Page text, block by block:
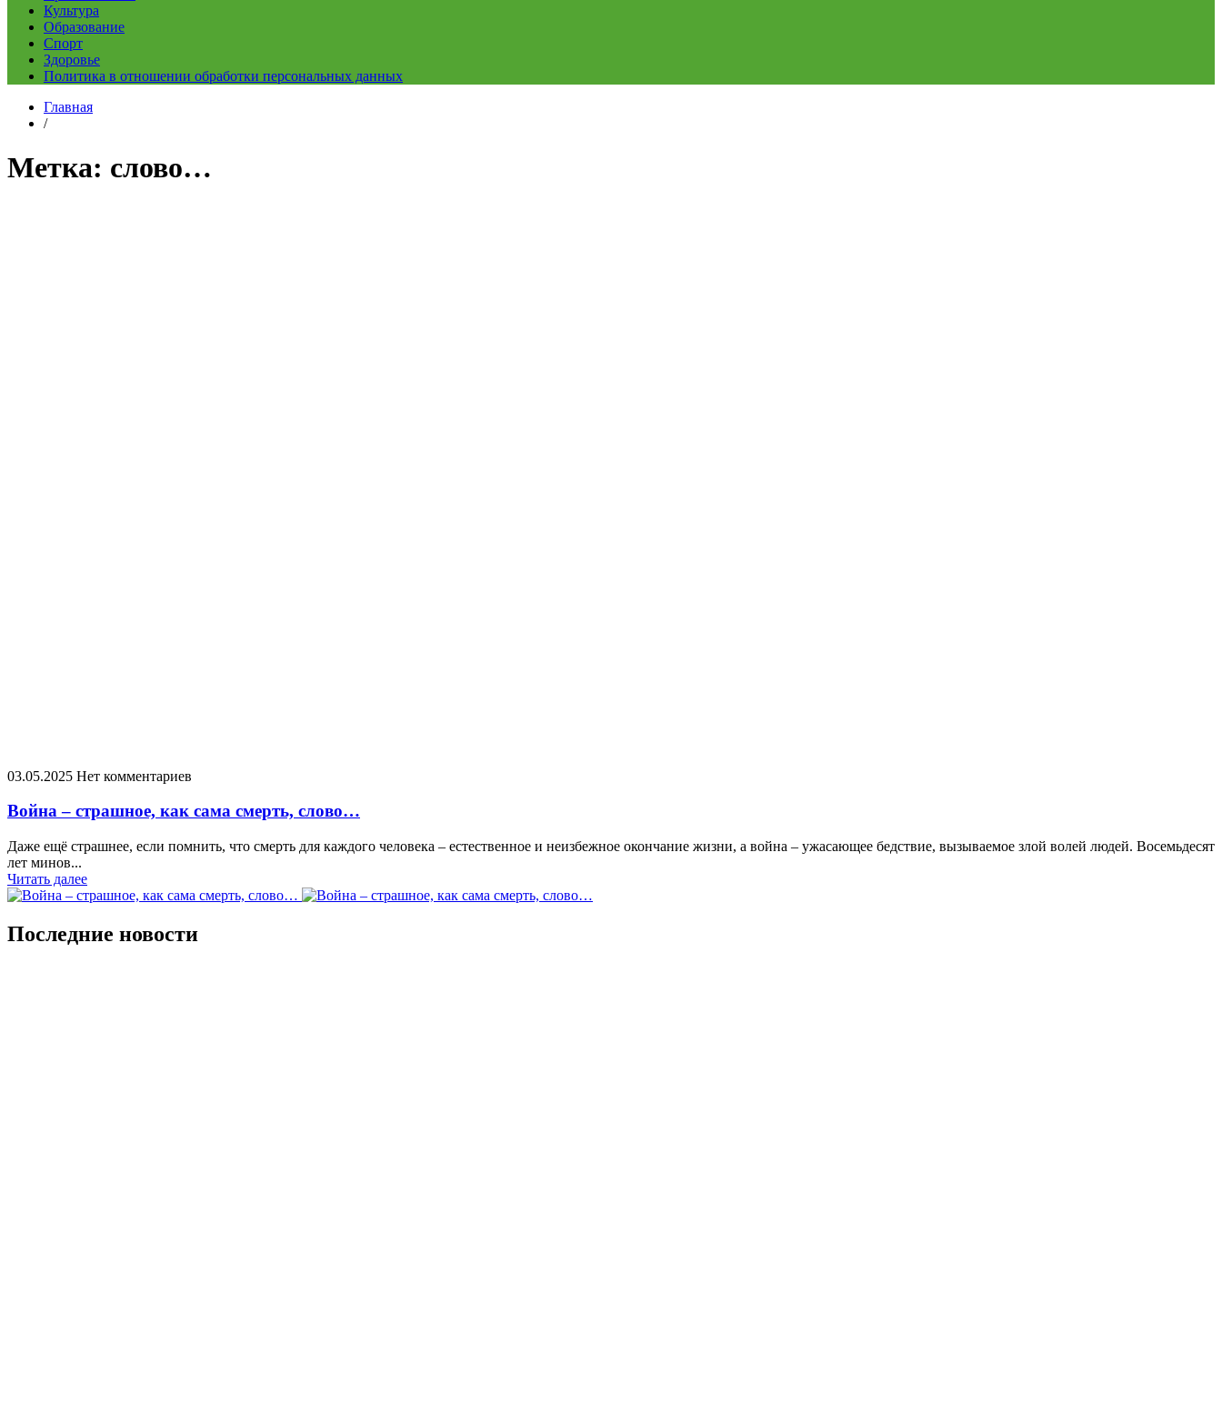
Культура
Образование
Спорт
Здоровье
Политика в отношении обработки персональных данных
Главная
/
Метка: слово…
03.05.2025 Нет комментариев
Война – страшное, как сама смерть, слово…
Даже ещё страшнее, если помнить, что смерть для каждого человека – естественное и неизбежное окончание жизни, а война – ужасающее бедствие, вызываемое злой волей людей. Восемьдесят
лет минов...
Читать далее
Последние новости